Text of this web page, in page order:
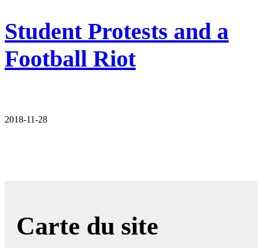
Student Protests and a
Football Riot
2018-11-28
Carte du site